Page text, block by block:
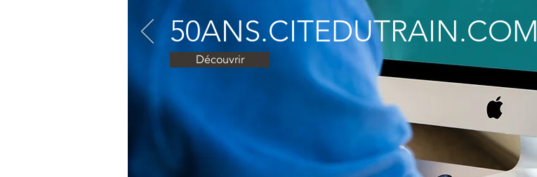
50ANS.CITEDUTRAIN.COM
Découvrir